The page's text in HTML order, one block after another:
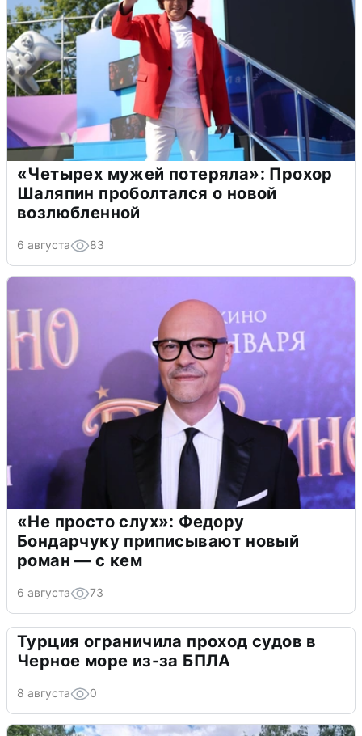
«Четырех мужей потеряла»: Прохор
Шаляпин проболтался о новой
возлюбленной
6 августа 83
«Не просто слух»: Федору
Бондарчуку приписывают новый
роман — с кем
6 августа 73
Турция ограничила проход судов в
Черное море из-за БПЛА
8 августа 0